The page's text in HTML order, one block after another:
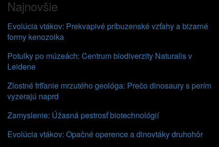
Najnovšie
Evolúcia vtákov: Prekvapivé príbuzenské vzťahy a bizarné
formy kenozoika
Potulky po múzeách: Centrum biodiverzity Naturalis v
Leidene
Zlostné frfľanie mrzutého geológa: Prečo dinosaury s perím
vyzerajú naprd
Zamyslenie: Úžasná pestrosť biotechnológií
Evolúcia vtákov: Opačné operence a dinovtáky druhohôr